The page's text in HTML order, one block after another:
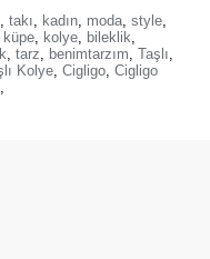
, takı, kadın, moda, style,
küpe, kolye, bileklik,
, tarz, benimtarzım, Taşlı,
Kolye, Cigligo, Cigligo
,